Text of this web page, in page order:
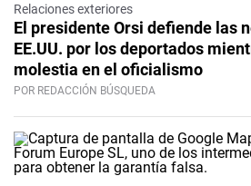
Relaciones exteriores
El presidente Orsi defiende las
EE.UU. por los deportados
molestia en el oficialismo
POR REDACCIÓN BÚSQUEDA